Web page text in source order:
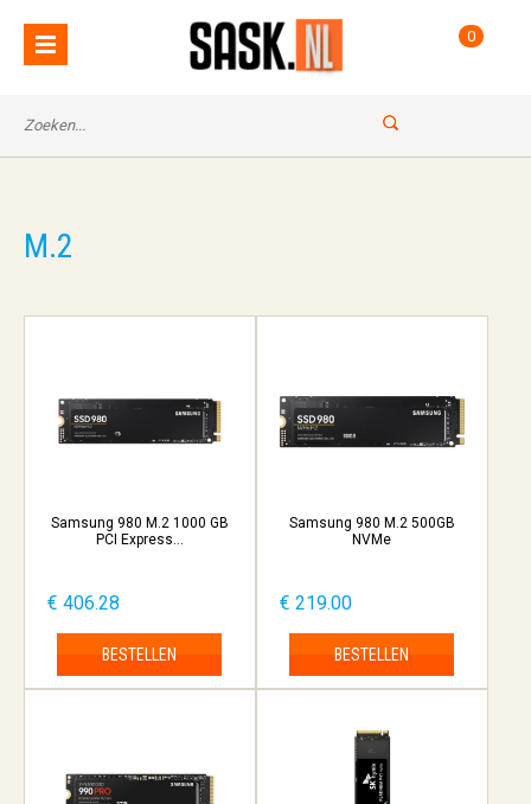
0
M.2
Samsung 980 M.2 1000 GB
PCI Express...
€ 406.28
BESTELLEN
Samsung 980 M.2 500GB
NVMe
€ 219.00
BESTELLEN